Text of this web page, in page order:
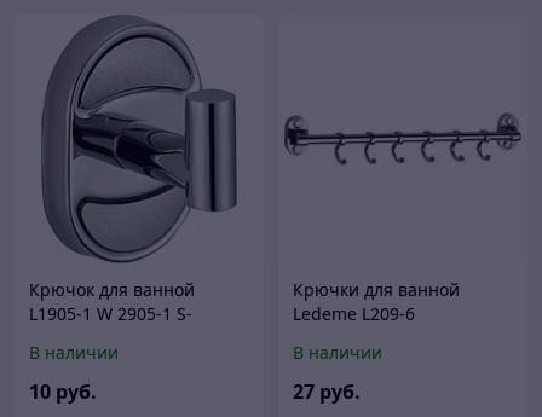
Крючок для ванной
L1905-1 W 2905-1 S-
В наличии
10 руб.
Крючки для ванной
Ledeme L209-6
В наличии
27 руб.